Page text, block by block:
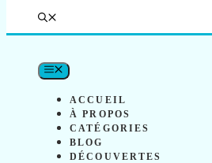
MENU
ACCUEIL
À PROPOS
CATÉGORIES
BLOG
DÉCOUVERTES